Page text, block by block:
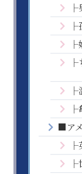
├
├
├
├
├
├
■ア
├
├